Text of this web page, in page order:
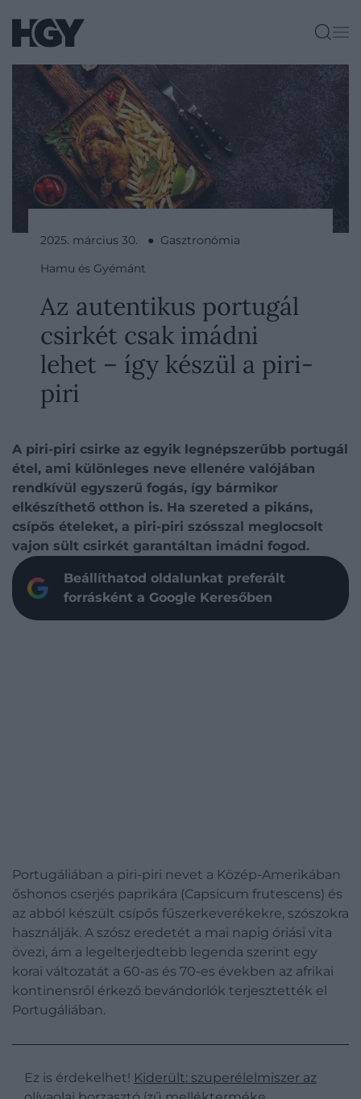
2025. március 30. ● Gasztronómia
Hamu és Gyémánt
Az autentikus portugál
csirkét csak imádni
lehet – így készül a piri-
piri
A piri-piri csirke az egyik legnépszerűbb portugál
étel, ami különleges neve ellenére valójában
rendkívül egyszerű fogás, így bármikor
elkészíthető otthon is. Ha szereted a pikáns,
csípős ételeket, a piri-piri szósszal meglocsolt
vajon sült csirkét garantáltan imádni fogod.
Beállíthatod oldalunkat preferált
forrásként a Google Keresőben
Portugáliában a piri-piri nevet a Közép-Amerikában
őshonos cserjés paprikára (Capsicum frutescens) és
az abból készült csípős fűszerkeverékekre, szószokra
használják. A szósz eredetét a mai napig óriási vita
övezi, ám a legelterjedtebb legenda szerint egy
korai változatát a 60-as és 70-es években az afrikai
kontinensről érkező bevándorlók terjesztették el
Portugáliában.
Ez is érdekelhet! Kiderült: szuperélelmiszer az